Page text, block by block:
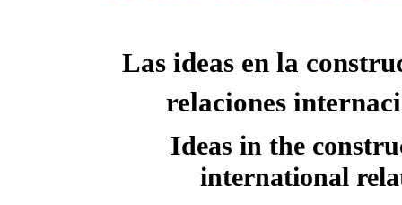
Las ideas en la
relaciones
Ideas in the
international